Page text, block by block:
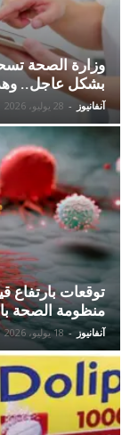
بشكل عاجل..
آنفانيوز - 28 يوليو، 2026
منظومة الصحة
آنفانيوز - 18 يوليو، 2026